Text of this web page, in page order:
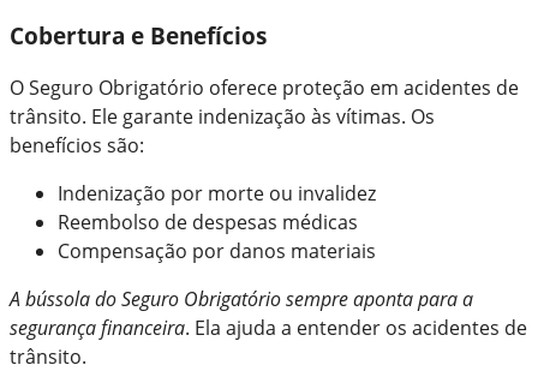
Cobertura e Benefícios
O Seguro Obrigatório oferece proteção em acidentes de
trânsito. Ele garante indenização às vítimas. Os
benefícios são:
Indenização por morte ou invalidez
Reembolso de despesas médicas
Compensação por danos materiais
A bússola do Seguro Obrigatório sempre aponta para a
segurança financeira. Ela ajuda a entender os acidentes de
trânsito.